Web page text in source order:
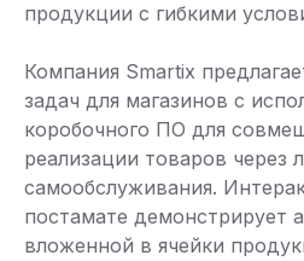
продукции с гибкими
Компания Smartix
задач для магазинов с
коробочного ПО для
реализации товаров через
самообслуживания.
постамате демонстрирует
вложенной в ячейки